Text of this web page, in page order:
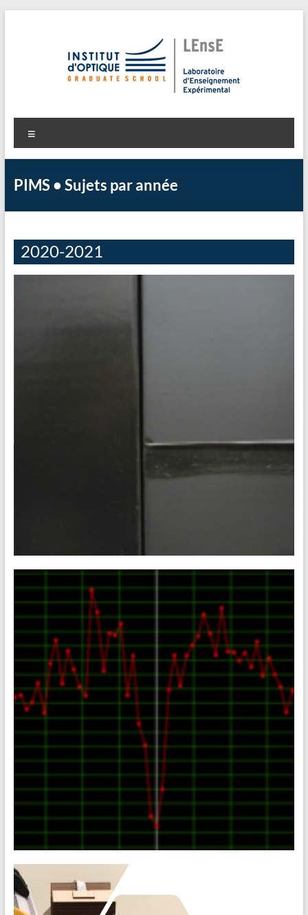
LEnsE
Laboratoire d'Enseignement Expérimental
PIMS • Sujets par année
2020-2021
[20-21] PIMS 01 • Glossmètre
Concevoir une méthode optique pour évaluer la dégradation
d’œuvres de Pierre Soulages Ce projet est proposé par des
enseignants des sites de Saint-Etienne et de Palaiseau, en
partenariat avec Pauline Hélou de la Grandière,
Restauratrice du Patrimoine, spécialiste de l’œuvre
[20-21] PIMS 02 • Optique quantique –
Centres NV
Un nouveau dispositif d’optique quantique pour le LEnsE.
Création de photons uniques à la demande dans le diamant.